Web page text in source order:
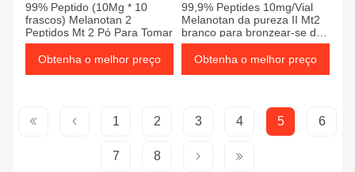
99% Peptido (10Mg * 10
frascos) Melanotan 2
Peptidos Mt 2 Pó Para Tomar
Obtenha o melhor preço
99,9% Peptides 10mg/Vial
Melanotan da pureza II Mt2
branco para bronzear-se da
pele
Obtenha o melhor preço
1 2 3 4 5 6
7 8